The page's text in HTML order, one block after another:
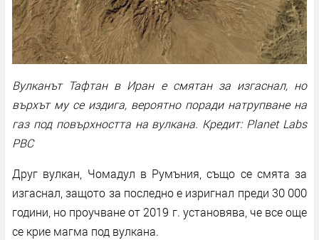
Вулканът Тафтан в Иран е смятан за изгаснал, но
върхът му се издига, вероятно поради натрупване на
газ под повърхността на вулкана. Кредит: Planet Labs
PBC
Друг вулкан, Чомадул в Румъния, също се смята за
изгаснал, защото за последно е изригнал преди 30 000
години, но проучване от 2019 г. установява, че все още
се крие магма под вулкана.